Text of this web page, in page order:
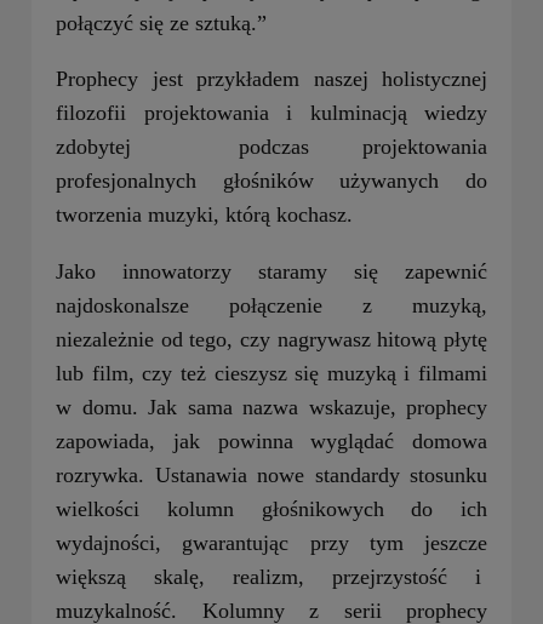
połączyć się ze sztuką.”
Prophecy jest przykładem naszej holistycznej
filozofii projektowania i kulminacją wiedzy
zdobytej podczas projektowania
profesjonalnych głośników używanych do
tworzenia muzyki, którą kochasz.
Jako innowatorzy staramy się zapewnić
najdoskonalsze połączenie z muzyką,
niezależnie od tego, czy nagrywasz hitową płytę
lub film, czy też cieszysz się muzyką i filmami
w domu. Jak sama nazwa wskazuje, prophecy
zapowiada, jak powinna wyglądać domowa
rozrywka. Ustanawia nowe standardy stosunku
wielkości kolumn głośnikowych do ich
wydajności, gwarantując przy tym jeszcze
większą skalę, realizm, przejrzystość i
muzykalność. Kolumny z serii prophecy